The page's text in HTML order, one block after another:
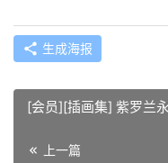
生成海报
[会员][插画集] 紫罗兰
上一篇